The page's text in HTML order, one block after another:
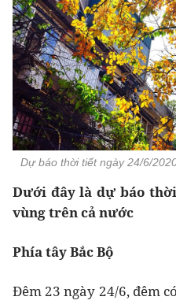
Dự báo thời tiết ngày 24/6/
Dưới đây là dự báo
vùng trên cả nước
Phía tây Bắc Bộ
Đêm 23 ngày 24/6, đêm